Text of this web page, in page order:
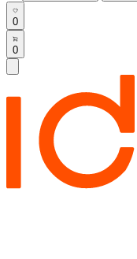
0
0